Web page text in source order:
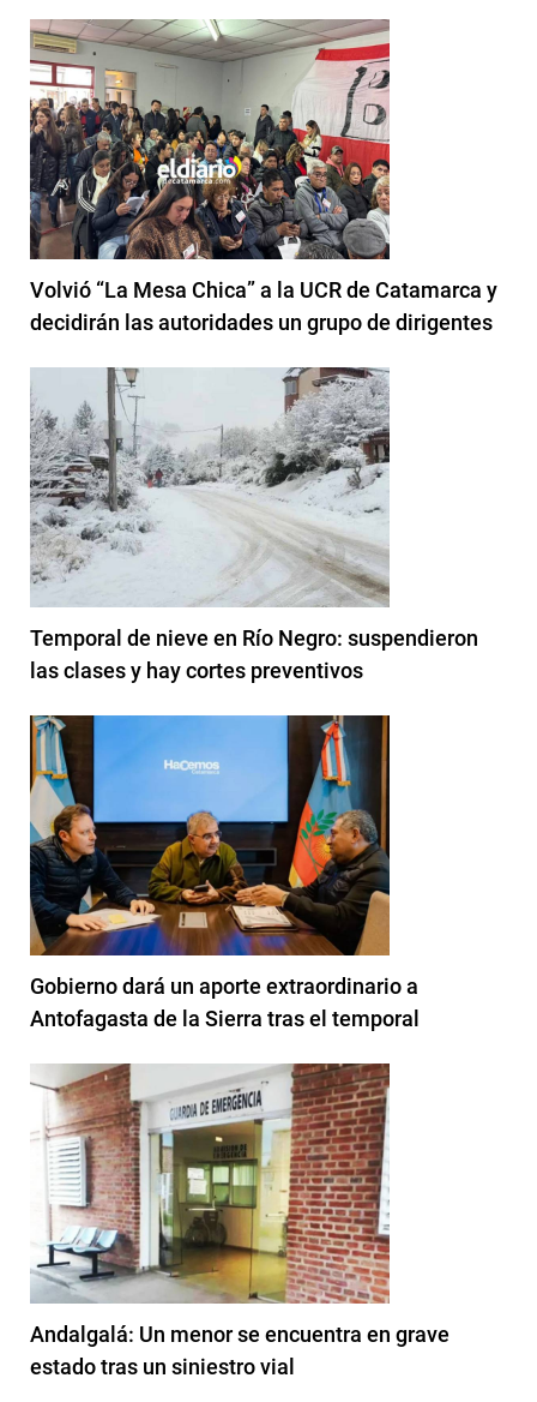
Volvió “La Mesa Chica” a la UCR de Catamarca y
decidirán las autoridades un grupo de dirigentes
Temporal de nieve en Río Negro: suspendieron
las clases y hay cortes preventivos
Gobierno dará un aporte extraordinario a
Antofagasta de la Sierra tras el temporal
Andalgalá: Un menor se encuentra en grave
estado tras un siniestro vial